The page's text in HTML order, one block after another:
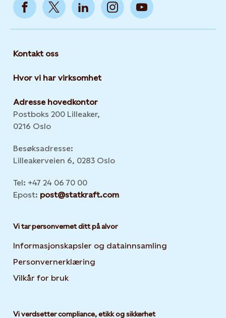
Kontakt oss
Hvor vi har virksomhet
Adresse hovedkontor
Postboks 200 Lilleaker,
0216 Oslo
Besøksadresse:
Lilleakerveien 6, 0283 Oslo
Tel: +47 24 06 70 00
Epost: post@statkraft.com
Vi tar personvernet ditt på alvor
Informasjonskapsler og datainnsamling
Personvernerklæring
Vilkår for bruk
Vi verdsetter compliance, etikk og sikkerhet